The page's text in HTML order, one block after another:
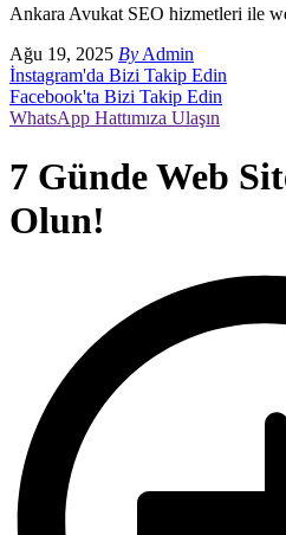
Ankara Avukat SEO hizmetleri ile
Ağu 19, 2025 By Admin
İnstagram'da Bizi Takip Edin
Facebook'ta Bizi Takip Edin
WhatsApp Hattımıza Ulaşın
7 Günde Web
Olun!